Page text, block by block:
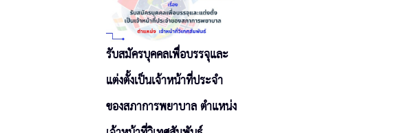
รับสมัครบุคคลเพื่อบรรจุและ
แต่งตั้งเป็นเจ้าหน้าที่ประจำ
ของสภาการพยาบาล ตำแหน่ง